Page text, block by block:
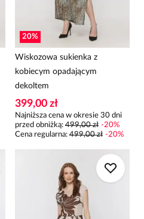
20%
Wiskozowa sukienka z
kobiecym opadającym
dekoltem
399,00 zł
Najniższa cena w okresie 30 dni
przed obniżką: 499,00 zł -20%
Cena regularna: 499,00 zł -20%